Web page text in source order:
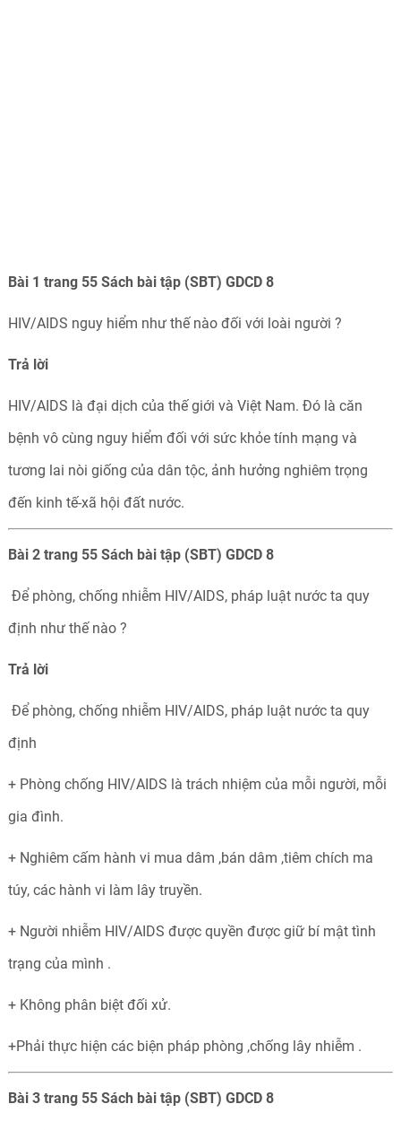
Bài 1 trang 55 Sách bài tập (SBT) GDCD 8
HIV/AIDS nguy hiểm như thế nào đối với loài người ?
Trả lời
HIV/AIDS là đại dịch của thế giới và Việt Nam. Đó là căn
bệnh vô cùng nguy hiểm đối với sức khỏe tính mạng và
tương lai nòi giống của dân tộc, ảnh hưởng nghiêm trọng
đến kinh tế-xã hội đất nước.
Bài 2 trang 55 Sách bài tập (SBT) GDCD 8
Để phòng, chống nhiễm HIV/AIDS, pháp luật nước ta quy
định như thế nào ?
Trả lời
Để phòng, chống nhiễm HIV/AIDS, pháp luật nước ta quy
định
+ Phòng chống HIV/AIDS là trách nhiệm của mỗi người, mỗi
gia đình.
+ Nghiêm cấm hành vi mua dâm ,bán dâm ,tiêm chích ma
túy, các hành vi làm lây truyền.
+ Người nhiễm HIV/AIDS được quyền được giữ bí mật tình
trạng của mình .
+ Không phân biệt đối xử.
+Phải thực hiện các biện pháp phòng ,chống lây nhiễm .
Bài 3 trang 55 Sách bài tập (SBT) GDCD 8